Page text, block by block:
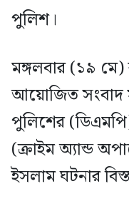
পুলিশ।
মঙ্গলবার (১৯ মে)
আয়োজিত সংবাদ
পুলিশের
(ক্রাইম অ্যান্ড
ইসলাম ঘটনার